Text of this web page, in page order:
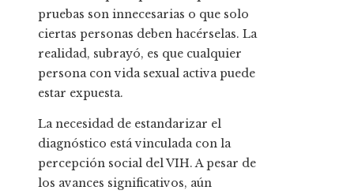
pruebas son innecesarias o que solo
ciertas personas deben hacérselas. La
realidad, subrayó, es que cualquier
persona con vida sexual activa puede
estar expuesta.
La necesidad de estandarizar el
diagnóstico está vinculada con la
percepción social del VIH. A pesar de
los avances significativos, aún